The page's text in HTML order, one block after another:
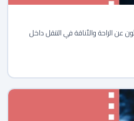
عن الراحة والأناقة في التنقل داخل